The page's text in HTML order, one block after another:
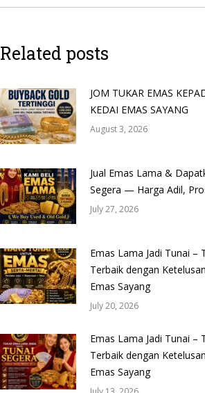
Related posts
JOM TUKAR EMAS
KEDAI EMAS SAYANG
August 3, 2026
Jual Emas Lama &
Segera — Harga Adil,
July 27, 2026
Emas Lama Jadi Tunai –
Terbaik dengan
Emas Sayang
July 20, 2026
Emas Lama Jadi Tunai –
Terbaik dengan
Emas Sayang